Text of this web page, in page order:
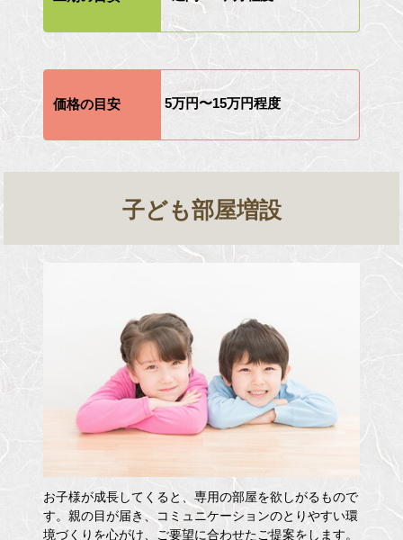
価格の目安 5万円〜15万円程度
子ども部屋増設
お子様が成長してくると、専用の部屋を欲しがるもので
す。親の目が届き、コミュニケーションのとりやすい環
境づくりを心がけ、ご要望に合わせたご提案をします。